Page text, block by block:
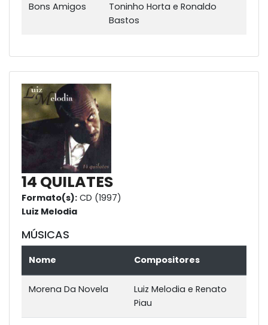
Bons Amigos
Toninho Horta e Ronaldo
Bastos
14 QUILATES
Formato(s): CD (1997)
Luiz Melodia
MÚSICAS
Nome Compositores
Morena Da Novela
Luiz Melodia e Renato
Piau